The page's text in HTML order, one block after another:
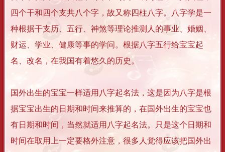
四个干和四个支共八个字，故又称四柱八字。八字学是一
种根据干支历、五行、神煞等理论推测人的事业、婚姻、
财运、学业、健康等事的学问。根据八字五行给宝宝起
名、改名，在我国有着悠久的历史。
国外出生的宝宝一样适用八字起名法，这是因为八字是根
据宝宝出生的日期和时间来推算的，在国外出生的宝宝也
有日期和时间，当然就适用八字起名法。只是这个日期和
时间在取用上一定要格外注意，很多人觉得应该把国外出